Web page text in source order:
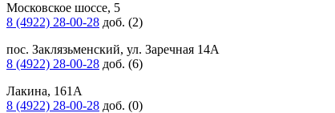
Московское шоссе, 5
8 (4922) 28-00-28 доб. (2)
пос. Заклязьменский, ул. Заречная 14А
8 (4922) 28-00-28 доб. (6)
Лакина, 161А
8 (4922) 28-00-28 доб. (0)